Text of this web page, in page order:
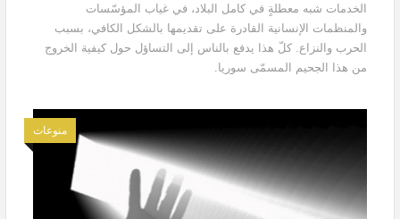
الخدمات شبه معطلةٍ في كامل البلاد، في غياب المؤسّسات
والمنظمات الإنسانية القادرة على تقديمها بالشكل الكافي، بسبب
الحرب والنزاع. كلّ هذا يدفع بالناس إلى التساؤل حول كيفية الخروج
من هذا الجحيم المسمّى سوريا.
منوعات